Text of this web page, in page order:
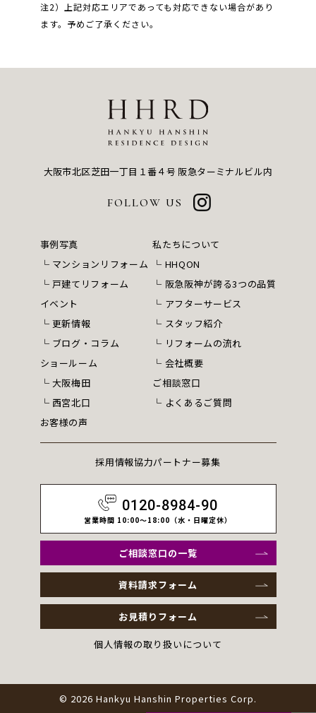
注2）上記対応エリアであっても対応できない場合があり
ます。予めご了承ください。
大阪市北区芝田一丁目１番４号 阪急ターミナルビル内
FOLLOW US
事例写真
マンションリフォーム
戸建てリフォーム
イベント
更新情報
ブログ・コラム
ショールーム
大阪梅田
西宮北口
お客様の声
私たちについて
HHQON
阪急阪神が誇る3つの品質
アフターサービス
スタッフ紹介
リフォームの流れ
会社概要
ご相談窓口
よくあるご質問
採用情報協力パートナー募集
0120-8984-90
営業時間 10:00～18:00（水・日曜定休）
ご相談窓口の一覧
資料請求フォーム
お見積りフォーム
個人情報の取り扱いについて
© 2026 Hankyu Hanshin Properties Corp.